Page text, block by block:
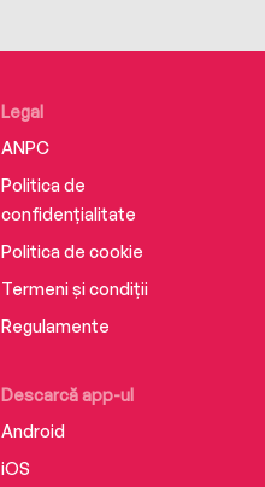
Descarcă app-ul
Android
iOS
Legal
ANPC
Politica de
confidențialitate
Politica de cookie
Termeni și condiții
Regulamente